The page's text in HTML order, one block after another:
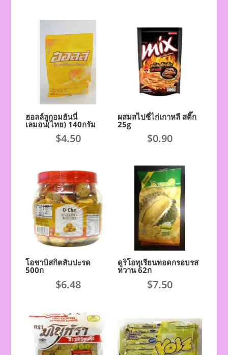
ฮอลล์ลูกอมฮันนี่
เลมอน(ไทย) 140กรัม
$4.50
ผสมสไปซี่ไก่เกาหลี สติ๊ก
25g
$0.90
โอชาบิสกิตสับปะรด
500ก
$6.48
ดูริโอทุเรียนทอดกรอบรส
หวาน 62ก
$7.50